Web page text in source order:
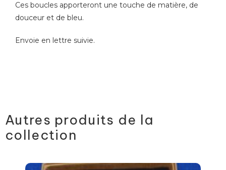
Ces boucles apporteront une touche de matière, de
douceur et de bleu.
Envoie en lettre suivie.
Autres produits de la
collection